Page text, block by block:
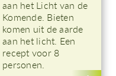
aan het Licht van de
Komende. Bieten
komen uit de aarde
aan het licht. Een
recept voor 8
personen.